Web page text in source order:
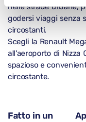
nelle strade urbane,
godersi viaggi senza
circostanti.
Scegli la Renault
all'aeroporto di Nizza
spazioso e
circostante.
Fatto in un